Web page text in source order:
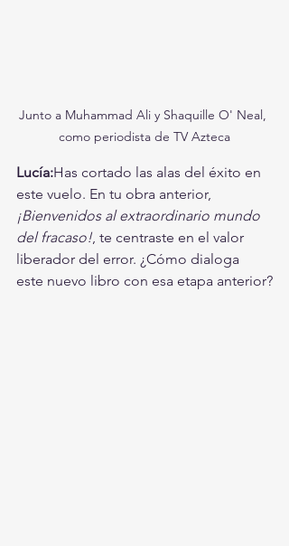
Junto a Muhammad Ali y Shaquille O' Neal,
como periodista de TV Azteca
Lucía:Has cortado las alas del éxito en
este vuelo. En tu obra anterior,
¡Bienvenidos al extraordinario mundo
del fracaso! , te centraste en el valor
liberador del error. ¿Cómo dialoga
este nuevo libro con esa etapa anterior?